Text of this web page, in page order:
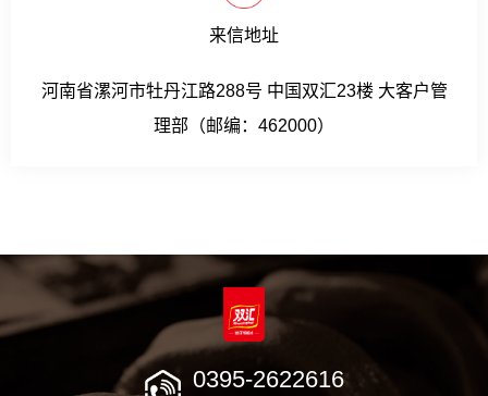
来信地址
河南省漯河市牡丹江路288号 中国双汇23楼 大客户管
理部（邮编：462000）
0395-2622616